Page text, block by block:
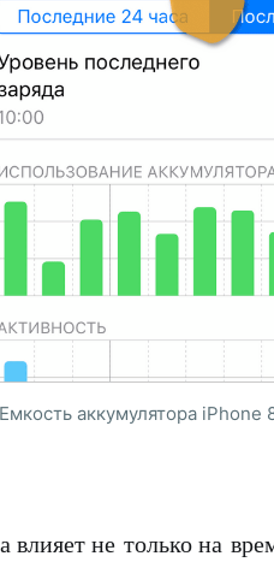
Емкость аккумулятора iPhone
влияет не только на